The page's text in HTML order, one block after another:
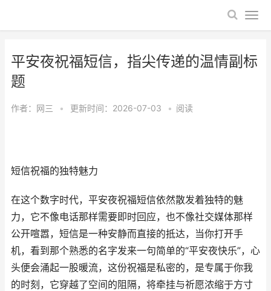
平安夜祝福短信，指尖传递的温情副标
题
作者： 网三 • 更新时间：2026-07-03 • 阅读
短信祝福的独特魅力
在这个数字时代，平安夜祝福短信依然散发着独特的魅
力，它不像电话那样需要即时回应，也不像社交媒体那样
公开喧嚣，短信是一种安静而直接的抵达，当你打开手
机，看到那个熟悉的名字发来一句简单的“平安夜快乐”，心
头便会涌起一股暖流，这份祝福是私密的，是专属于你我
的时刻，它穿越了空间的阻隔，将牵挂与祈愿浓缩于方寸